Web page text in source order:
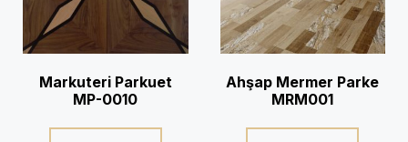
Markuteri Parkuet
MP-0010
Ahşap Mermer Parke
MRM001